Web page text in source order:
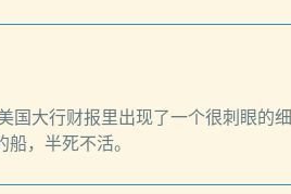
大行财报里出现了一个很刺眼的细
，半死不活。